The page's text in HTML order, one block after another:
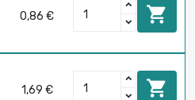
0,86 € 
1,69 € 